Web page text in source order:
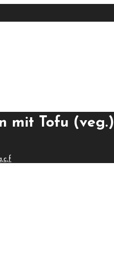
mit Tofu (veg.)